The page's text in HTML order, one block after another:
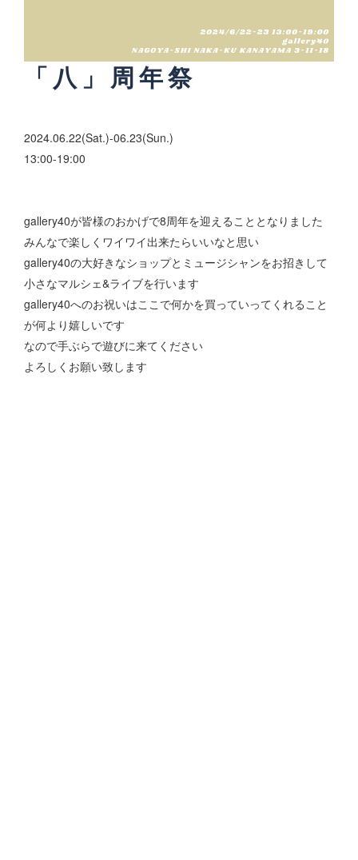
「八」周年祭
2024.06.22(Sat.)-06.23(Sun.)
13:00-19:00
gallery40が皆様のおかげで8周年を迎えることとなりました
みんなで楽しくワイワイ出来たらいいなと思い
gallery40の大好きなショップとミュージシャンをお招きして
小さなマルシェ&ライブを行います
gallery40へのお祝いはここで何かを買っていってくれること
が何より嬉しいです
なので手ぶらで遊びに来てください
よろしくお願い致します